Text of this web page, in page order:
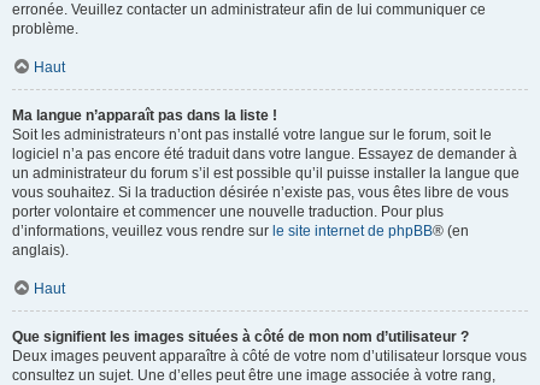
erronée. Veuillez contacter un administrateur afin de lui communiquer ce
problème.
Haut
Ma langue n’apparaît pas dans la liste !
Soit les administrateurs n’ont pas installé votre langue sur le forum, soit le
logiciel n’a pas encore été traduit dans votre langue. Essayez de demander à
un administrateur du forum s’il est possible qu’il puisse installer la langue que
vous souhaitez. Si la traduction désirée n’existe pas, vous êtes libre de vous
porter volontaire et commencer une nouvelle traduction. Pour plus
d’informations, veuillez vous rendre sur le site internet de phpBB® (en
anglais).
Haut
Que signifient les images situées à côté de mon nom d’utilisateur ?
Deux images peuvent apparaître à côté de votre nom d’utilisateur lorsque vous
consultez un sujet. Une d’elles peut être une image associée à votre rang,